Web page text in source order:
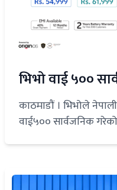
भिभो वाई ५००
काठमाडौं । भिभोले
वाई५०० सार्वजनिक